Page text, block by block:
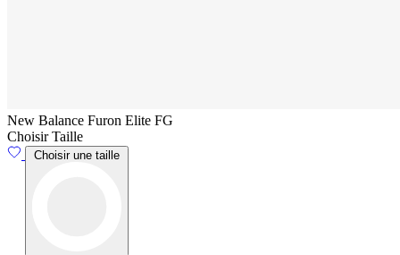
New Balance Furon Elite FG
Choisir Taille
Choisir une taille